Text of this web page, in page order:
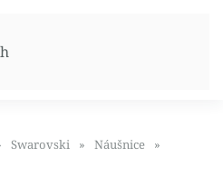
Swarovski
Náušnice